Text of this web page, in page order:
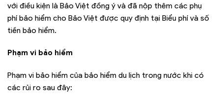
với điều kiện là Bảo Việt đồng ý và đã nộp thêm các phụ
phí bảo hiểm cho Bảo Việt được quy định tại Biểu phí và số
tiền bảo hiểm.
Phạm vi bảo hiểm
Phạm vi bảo hiểm của bảo hiểm du lịch trong nước khi có
các rủi ro sau đây: